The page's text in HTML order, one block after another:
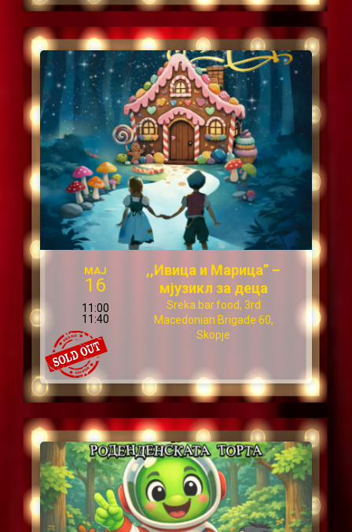
МАЈ
16
11:00
11:40
,,Ивица и Марица” –
мјузикл за деца
Sreka.bar.food, 3rd
Macedonian Brigade 60,
Skopje